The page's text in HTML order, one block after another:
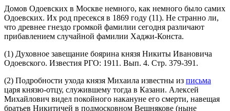
Домов Одоевских в Москве немного, как немного было самих
Одоевских. Их род пресекся в 1869 году (11). Не странно ли,
что древнее гнездо громкой фамилии сегодня различают
прибавлением случайной фамилии Хаджи-Конста.
(1) Духовное завещание боярина князя Никиты Ивановича
Одоевского. Известия РГО: 1911. Вып. 4. Стр. 379-391.
(2) Подробности ухода князя Михаила известны из письма
царя князю-отцу, служившему тогда в Казани. Алексей
Михайлович видел покойного накануне его смерти, навещая
братьев Никитичей в подмосковном Вешнякове (ныне